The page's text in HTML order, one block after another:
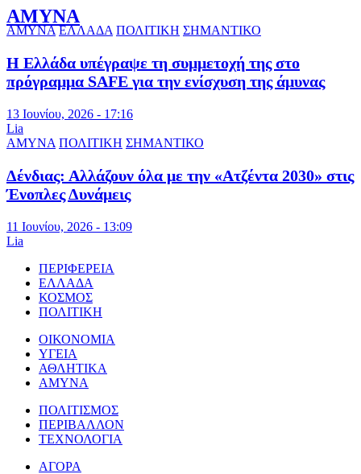
ΑΜΥΝΑ
ΑΜΥΝΑ ΕΛΛΑΔΑ ΠΟΛΙΤΙΚΗ ΣΗΜΑΝΤΙΚΟ
Η Ελλάδα υπέγραψε τη συμμετοχή της στο
πρόγραμμα SAFE για την ενίσχυση της άμυνας
13 Ιουνίου, 2026 - 17:16
Lia
ΑΜΥΝΑ ΠΟΛΙΤΙΚΗ ΣΗΜΑΝΤΙΚΟ
Δένδιας: Αλλάζουν όλα με την «Ατζέντα 2030» στις
Ένοπλες Δυνάμεις
11 Ιουνίου, 2026 - 13:09
Lia
ΠΕΡΙΦΕΡΕΙΑ
ΕΛΛΑΔΑ
ΚΟΣΜΟΣ
ΠΟΛΙΤΙΚΗ
ΟΙΚΟΝΟΜΙΑ
ΥΓΕΙΑ
ΑΘΛΗΤΙΚΑ
ΑΜΥΝΑ
ΠΟΛΙΤΙΣΜΟΣ
ΠΕΡΙΒΑΛΛΟΝ
ΤΕΧΝΟΛΟΓΙΑ
ΑΓΟΡΑ